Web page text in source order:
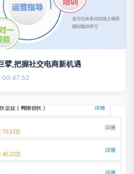
擘,把握社交电商新机遇
00:47:52